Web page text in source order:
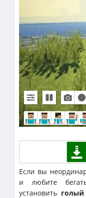
Если вы
и любите
установить